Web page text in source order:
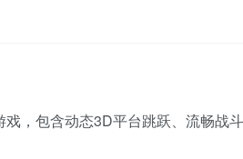
，包含动态3D平台跳跃、流畅战